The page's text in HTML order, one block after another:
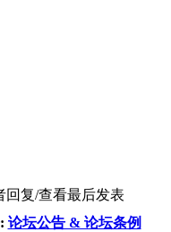
回复/查看最后发表
论坛公告 & 论坛条例